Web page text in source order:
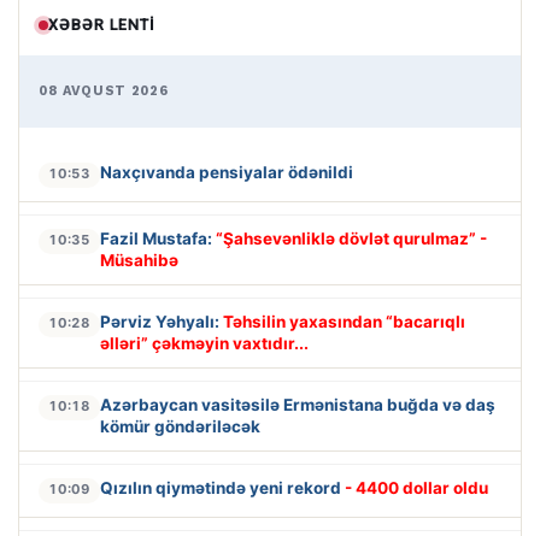
XƏBƏR LENTI
08 AVQUST 2026
10:53 Naxçıvanda pensiyalar ödənildi
10:35 Fazil Mustafa: “Şahsevənliklə dövlət qurulmaz” -
Müsahibə
10:28 Pərviz Yəhyalı: Təhsilin yaxasından “bacarıqlı
əlləri” çəkməyin vaxtıdır...
10:18
Azərbaycan vasitəsilə Ermənistana buğda və daş
kömür göndəriləcək
10:09 Qızılın qiymətində yeni rekord - 4400 dollar oldu